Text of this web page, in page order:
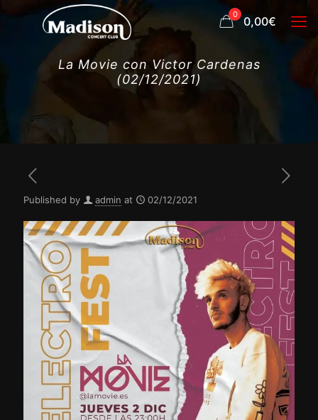
0 0,00€
La Movie con Victor Cardenas
(02/12/2021)
Published by admin at 02/12/2021